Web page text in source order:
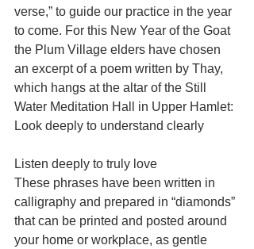
verse,” to guide our practice in the year
to come. For this New Year of the Goat
the Plum Village elders have chosen
an excerpt of a poem written by Thay,
which hangs at the altar of the Still
Water Meditation Hall in Upper Hamlet:
Look deeply to understand clearly
Listen deeply to truly love
These phrases have been written in
calligraphy and prepared in “diamonds”
that can be printed and posted around
your home or workplace, as gentle